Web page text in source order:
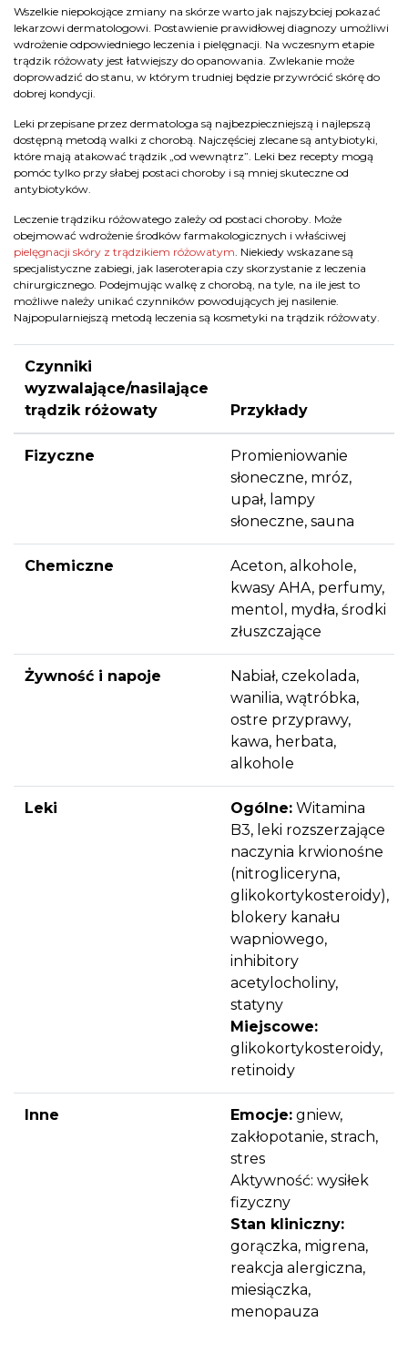
Wszelkie niepokojące zmiany na skórze warto jak najszybciej pokazać
lekarzowi dermatologowi. Postawienie prawidłowej diagnozy umożliwi
wdrożenie odpowiedniego leczenia i pielęgnacji. Na wczesnym etapie
trądzik różowaty jest łatwiejszy do opanowania. Zwlekanie może
doprowadzić do stanu, w którym trudniej będzie przywrócić skórę do
dobrej kondycji.
Leki przepisane przez dermatologa są najbezpieczniejszą i najlepszą
dostępną metodą walki z chorobą. Najczęściej zlecane są antybiotyki,
które mają atakować trądzik „od wewnątrz”. Leki bez recepty mogą
pomóc tylko przy słabej postaci choroby i są mniej skuteczne od
antybiotyków.
Leczenie trądziku różowatego zależy od postaci choroby. Może
obejmować wdrożenie środków farmakologicznych i właściwej
pielęgnacji skóry z trądzikiem różowatym . Niekiedy wskazane są
specjalistyczne zabiegi, jak laseroterapia czy skorzystanie z leczenia
chirurgicznego. Podejmując walkę z chorobą, na tyle, na ile jest to
możliwe należy unikać czynników powodujących jej nasilenie.
Najpopularniejszą metodą leczenia są kosmetyki na trądzik różowaty.
Czynniki
wyzwalające/nasilające
trądzik różowaty
Przykłady
Fizyczne
Promieniowanie
słoneczne, mróz,
upał, lampy
słoneczne, sauna
Chemiczne
Aceton, alkohole,
kwasy AHA, perfumy,
mentol, mydła, środki
złuszczające
Żywność i napoje
Nabiał, czekolada,
wanilia, wątróbka,
ostre przyprawy,
kawa, herbata,
alkohole
Leki Ogólne: Witamina
B3, leki rozszerzające
naczynia krwionośne
(nitrogliceryna,
glikokortykosteroidy),
blokery kanału
wapniowego,
inhibitory
acetylocholiny,
statyny
Miejscowe:
glikokortykosteroidy,
retinoidy
Inne Emocje: gniew,
zakłopotanie, strach,
stres
Aktywność: wysiłek
fizyczny
Stan kliniczny:
gorączka, migrena,
reakcja alergiczna,
miesiączka,
menopauza